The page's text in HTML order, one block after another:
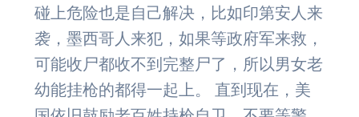
碰上危险也是自己解决，比如印第安人来
袭，墨西哥人来犯，如果等政府军来救，
可能收尸都收不到完整尸了，所以男女老
幼能挂枪的都得一起上。 直到现在，美